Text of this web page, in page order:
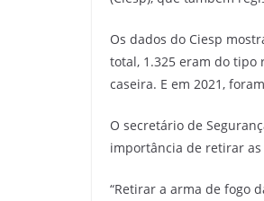
o
o
k
Os dados do Ciesp
total, 1.325 eram do tipo
caseira. E em 2021,
O secretário de
importância de retirar
“Retirar a arma de fogo